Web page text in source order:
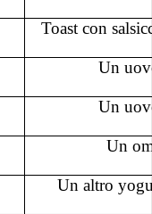
Toast con
Un
Un
Un
Un altro